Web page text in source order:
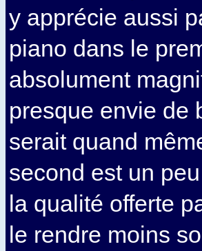
y apprécie aussi
piano dans le
absolument
presque envie de
serait quand
second est un
la qualité offerte
le rendre moins